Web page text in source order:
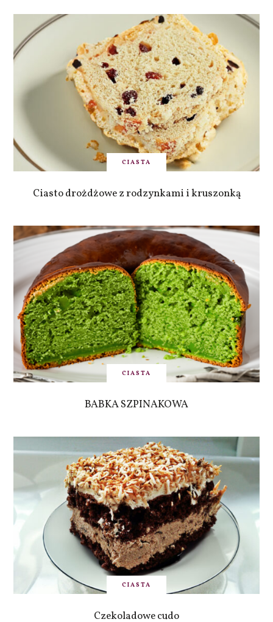
CIASTA
Ciasto drożdżowe z rodzynkami i kruszonką
CIASTA
BABKA SZPINAKOWA
CIASTA
Czekoladowe cudo